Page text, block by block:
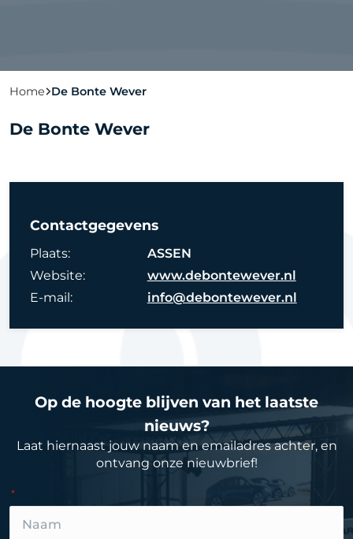
Home De Bonte Wever
De Bonte Wever
Contactgegevens
Plaats:
ASSEN
Website:
www.debontewever.nl
E-mail:
info@debontewever.nl
Op de hoogte blijven van het laatste
nieuws?
Laat hiernaast jouw naam en emailadres achter, en
ontvang onze nieuwbrief!